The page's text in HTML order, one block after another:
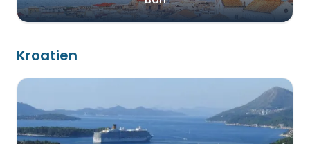
Kroatien